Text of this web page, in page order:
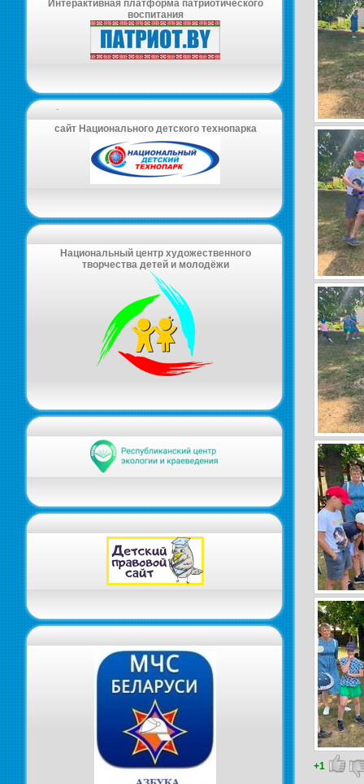
Интерактивная платформа патриотического
воспитания
-
сайт Национального детского технопарка
Национальный центр художественного
творчества детей и молодёжи
+1